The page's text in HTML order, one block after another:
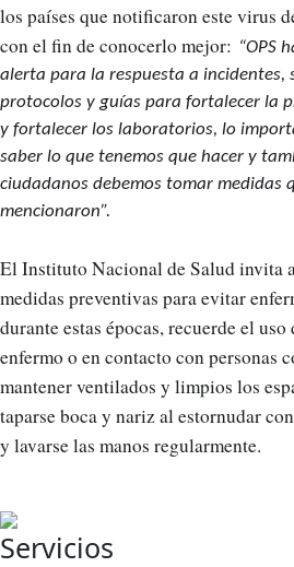
los países que notificaron este virus
con el fin de conocerlo mejor: “OPS
alerta para la respuesta a incidentes,
protocolos y guías para fortalecer la
y fortalecer los laboratorios, lo
saber lo que tenemos que hacer y
ciudadanos debemos tomar medidas
mencionaron”.
El Instituto Nacional de Salud invita
medidas preventivas para evitar
durante estas épocas, recuerde el uso
enfermo o en contacto con personas
mantener ventilados y limpios los
taparse boca y nariz al estornudar
y lavarse las manos regularmente.
Servicios